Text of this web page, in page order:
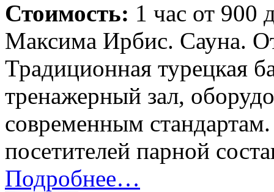
Стоимость: 1 час от 900
Максима Ирбис. Сауна.
Традиционная турецкая
тренажерный зал,
современным
посетителей парной
Подробнее…